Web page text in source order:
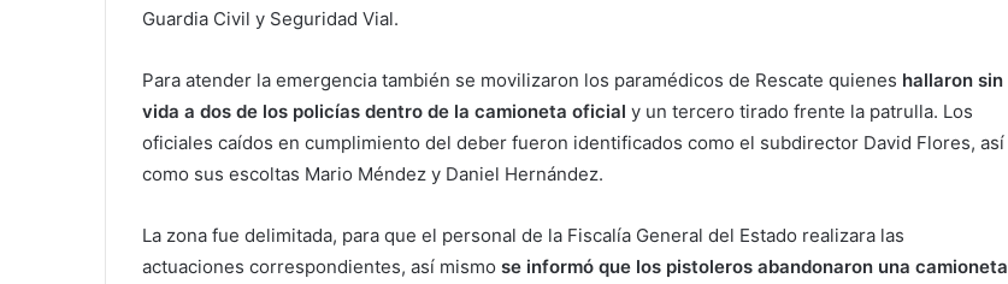
Guardia Civil y Seguridad Vial.
Para atender la emergencia también se movilizaron los paramédicos de Rescate quienes hallaron sin
vida a dos de los policías dentro de la camioneta oficial y un tercero tirado frente la patrulla. Los
oficiales caídos en cumplimiento del deber fueron identificados como el subdirector David Flores, así
como sus escoltas Mario Méndez y Daniel Hernández.
La zona fue delimitada, para que el personal de la Fiscalía General del Estado realizara las
actuaciones correspondientes, así mismo se informó que los pistoleros abandonaron una camioneta